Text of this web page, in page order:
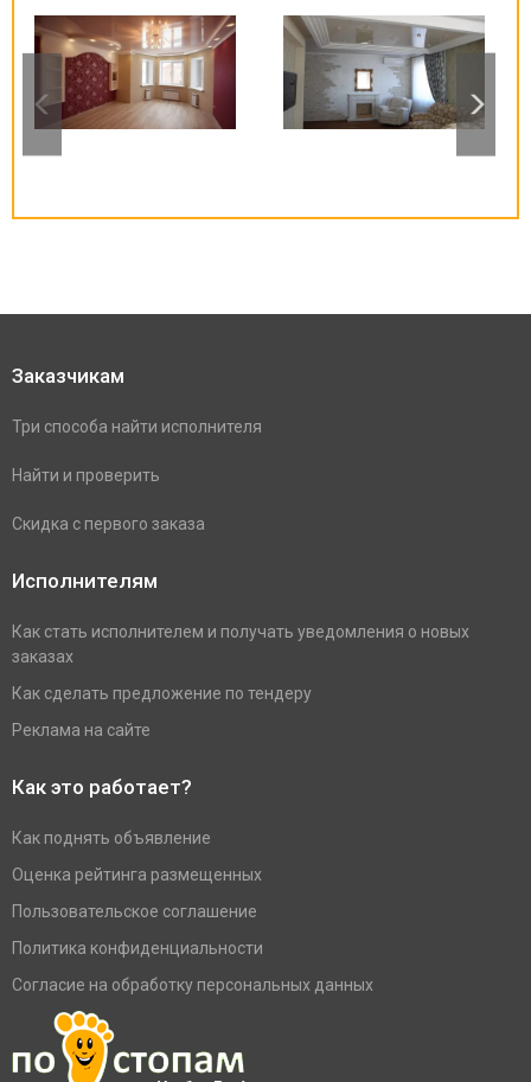
Заказчикам
Три способа найти исполнителя
Найти и проверить
Скидка с первого заказа
Исполнителям
Как стать исполнителем и получать уведомления о новых
заказах
Как сделать предложение по тендеру
Реклама на сайте
Как это работает?
Как поднять объявление
Оценка рейтинга размещенных
Пользовательское соглашение
Политика конфиденциальности
Согласие на обработку персональных данных